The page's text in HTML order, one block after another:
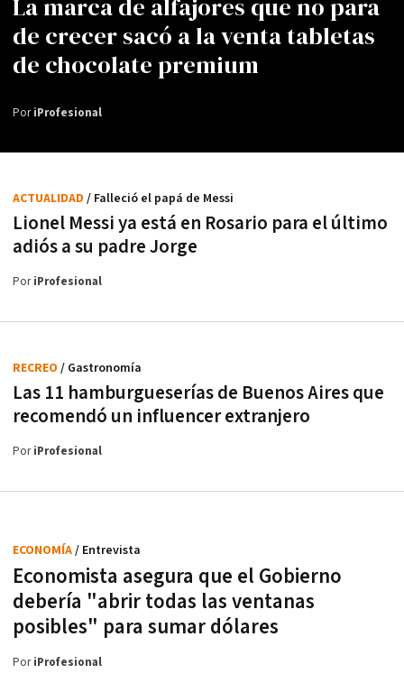
La marca de alfajores que no para
de crecer sacó a la venta tabletas
de chocolate premium
PoriProfesional
Lionel Messi ya está en Rosario para el último
adiós a su padre Jorge
ACTUALIDAD / Falleció el papá de Messi
PoriProfesional
Las 11 hamburgueserías de Buenos Aires que
recomendó un influencer extranjero
RECREO / Gastronomía
PoriProfesional
Economista asegura que el Gobierno
debería "abrir todas las ventanas
posibles" para sumar dólares
ECONOMÍA/ Entrevista
PoriProfesional